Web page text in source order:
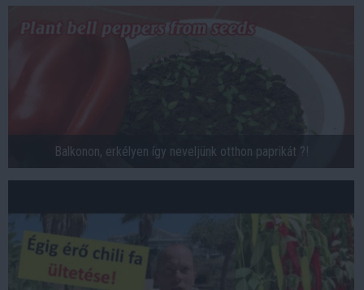
Balkonon, erkélyen így neveljünk otthon paprikát ?!